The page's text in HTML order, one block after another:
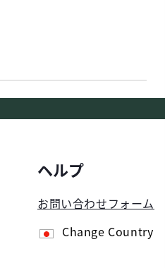
ヘルプ
お問い合わせフォーム
Change Country